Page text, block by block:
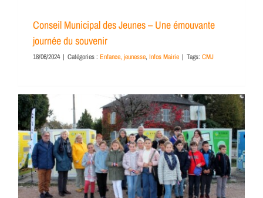
Conseil Municipal des Jeunes – Une émouvante
journée du souvenir
18/06/2024 | Catégories : Enfance, jeunesse, Infos Mairie | Tags: CMJ